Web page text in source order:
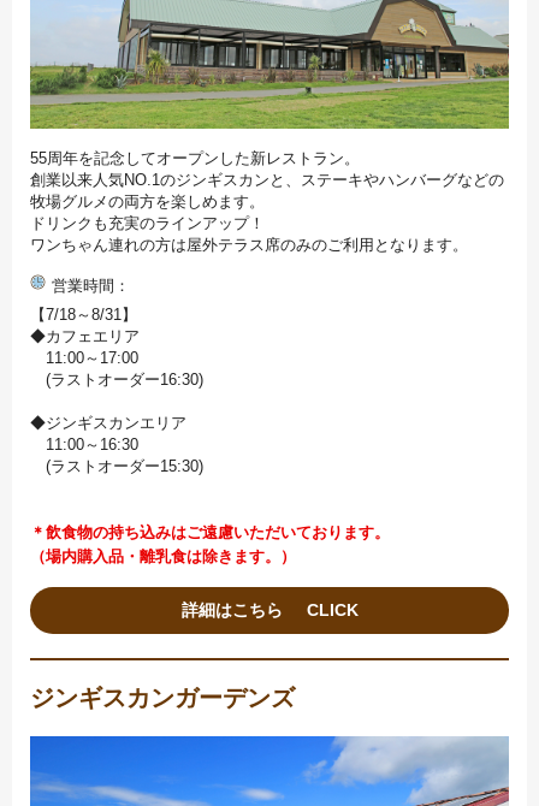
55周年を記念してオープンした新レストラン。
創業以来人気NO.1のジンギスカンと、ステーキやハンバーグなどの
牧場グルメの両方を楽しめます。
ドリンクも充実のラインアップ！
ワンちゃん連れの方は屋外テラス席のみのご利用となります。
営業時間
【7/18～8/31】
◆カフェエリア
11:00～17:00
(ラストオーダー16:30)
◆ジンギスカンエリア
11:00～16:30
(ラストオーダー15:30)
＊飲食物の持ち込みはご遠慮いただいております。
（場内購入品・離乳食は除きます。）
詳細はこちら
ジンギスカンガーデンズ